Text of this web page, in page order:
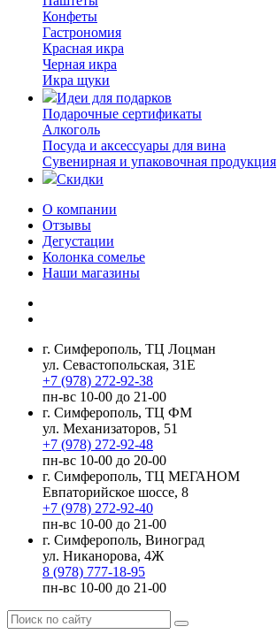
Конфеты
Гастрономия
Красная икра
Черная икра
Икра щуки
Идеи для подарков
Подарочные сертификаты
Алкоголь
Посуда и аксессуары для вина
Сувенирная и упаковочная продукция
Скидки
О компании
Отзывы
Дегустации
Колонка сомелье
Наши магазины
г. Симферополь, ТЦ Лоцман
ул. Севастопольская, 31Е
+7 (978) 272-92-38
пн-вс 10-00 до 21-00
г. Симферополь, ТЦ ФМ
ул. Механизаторов, 51
+7 (978) 272-92-48
пн-вс 10-00 до 20-00
г. Симферополь, ТЦ МЕГАНОМ
Евпаторийское шоссе, 8
+7 (978) 272-92-40
пн-вс 10-00 до 21-00
г. Симферополь, Виноград
ул. Никанорова, 4Ж
8 (978) 777-18-95
пн-вс 10-00 до 21-00